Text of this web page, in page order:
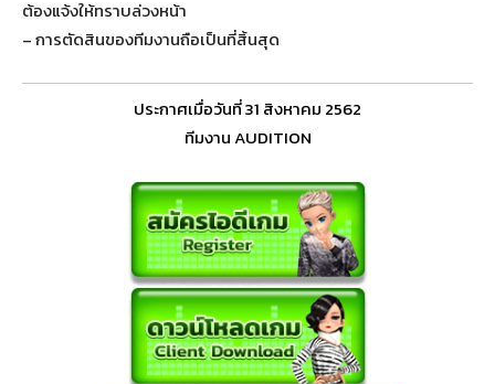
ต้องแจ้งให้ทราบล่วงหน้า
– การตัดสินของทีมงานถือเป็นที่สิ้นสุด
ประกาศเมื่อวันที่ 31 สิงหาคม 2562
ทีมงาน AUDITION